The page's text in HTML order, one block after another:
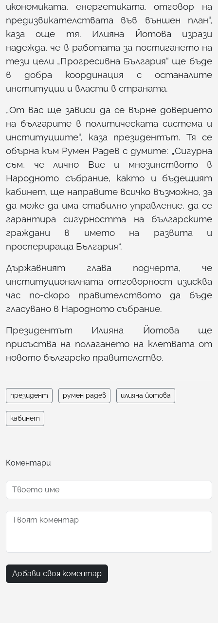
икономиката, енергетиката, отговор на
предизвикателствата във външен план“,
каза още тя. Илияна Йотова изрази
надежда, че в работата за постигането на
тези цели „Прогресивна България“ ще бъде
в добра координация с останалите
институции и власти в страната.
„От вас ще зависи да се върне доверието
на българите в политическата система и
институциите“, каза президентът. Тя се
обърна към Румен Радев с думите: „Сигурна
съм, че лично Вие и мнозинството в
Народното събрание, както и бъдещият
кабинет, ще направите всичко възможно, за
да може да има стабилно управление, да се
гарантира сигурността на българските
граждани в името на развита и
просперираща България“.
Държавният глава подчерта, че
институционалната отговорност изисква
час по-скоро правителството да бъде
гласувано в Народното събрание.
Президентът Илияна Йотова ще
присъства на полагането на клетвата от
новото българско правителство.
президент румен радев илияна йотова
кабинет
Коментари
Добави своя коментар